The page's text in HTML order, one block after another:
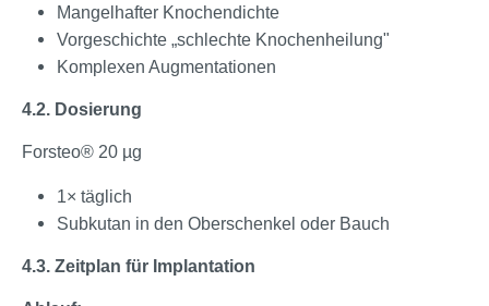
Mangelhafter Knochendichte
Vorgeschichte „schlechte Knochenheilung"
Komplexen Augmentationen
4.2. Dosierung
Forsteo® 20 µg
1× täglich
Subkutan in den Oberschenkel oder Bauch
4.3. Zeitplan für Implantation